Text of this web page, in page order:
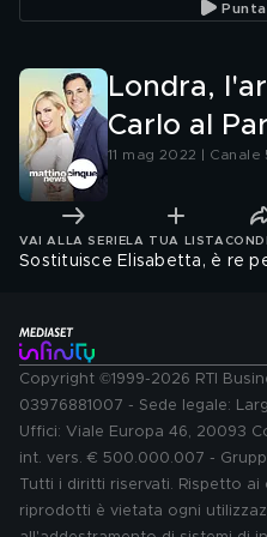
Londra,
Carlo al
11 mag 2022 | Canale
VAI ALLA SERIE LA TUA LISTA
Sostituisce Elisabetta, è re
Copyright ©1999-2026 RTI
03976881007 - Sede legale:
Uffici: Viale Europa 46, 20093
int. vers. € 500.000.007 -
Tutti i diritti riservati. Rispetto
riprodotti è vietata ogni